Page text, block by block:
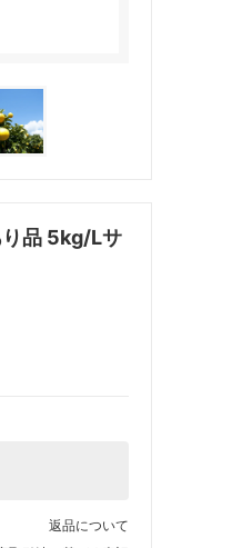
り品 5kg/Lサ
返品について